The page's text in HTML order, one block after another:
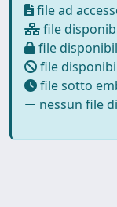
file ad
file
file
file
file sotto
nessun file